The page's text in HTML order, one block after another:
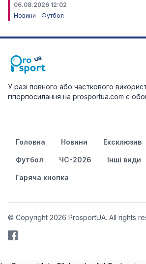
06.08.2026 12:02
Новини
Футбол
У разі повного або часткового
гіперпосилання на prosportua.com є
Головна Новини Ексклюзив
Футбол ЧС-2026 Інші види
Гаряча кнопка
© Copyright 2026 ProsportUA. All rights